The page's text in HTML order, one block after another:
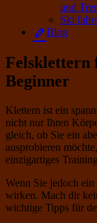
und
Ski
Blog
Felsklettern
Beginner
Klettern ist ein
nicht nur Ihren
gleich, ob Sie ein
ausprobieren
einzigartiges
Wenn Sie jedoch
wirken. Mach dir
wichtige Tipps für